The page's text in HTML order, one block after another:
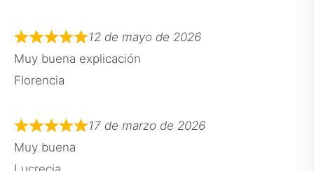
12 de mayo de 2026
Muy buena explicación
Florencia
17 de marzo de 2026
Muy buena